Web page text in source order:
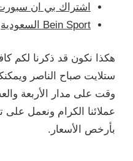
اشتراك بي ان
Bein Sport السعودية
هكذا نكون قد ذكرنا لكم
ستلايت صباح الناصر
وقت على مدار الأربعة
عملائنا الكرام ونعمل
بأرخص الأسعار.